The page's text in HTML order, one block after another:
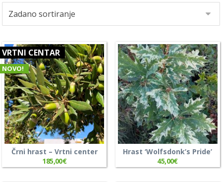
NOVO!
VRTNI CENTAR
Črni hrast – Vrtni center
185,00€
Hrast ‘Wolfsdonk’s Pride’
45,00€